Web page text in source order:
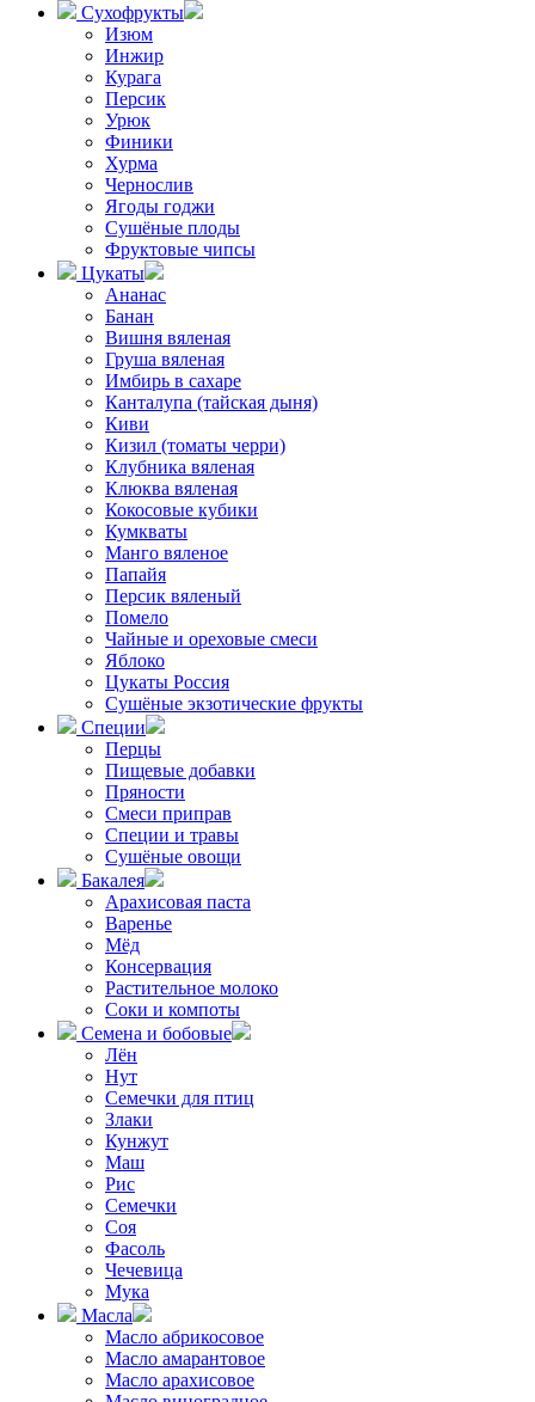
Сухофрукты
Изюм
Инжир
Курага
Персик
Урюк
Финики
Хурма
Чернослив
Ягоды годжи
Сушёные плоды
Фруктовые чипсы
Цукаты
Ананас
Банан
Вишня вяленая
Груша вяленая
Имбирь в сахаре
Канталупа (тайская дыня)
Киви
Кизил (томаты черри)
Клубника вяленая
Клюква вяленая
Кокосовые кубики
Кумкваты
Манго вяленое
Папайя
Персик вяленый
Помело
Чайные и ореховые смеси
Яблоко
Цукаты Россия
Сушёные экзотические фрукты
Специи
Перцы
Пищевые добавки
Пряности
Смеси приправ
Специи и травы
Сушёные овощи
Бакалея
Арахисовая паста
Варенье
Мёд
Консервация
Растительное молоко
Соки и компоты
Семена и бобовые
Лён
Нут
Семечки для птиц
Злаки
Кунжут
Маш
Рис
Семечки
Соя
Фасоль
Чечевица
Мука
Масла
Масло абрикосовое
Масло амарантовое
Масло арахисовое